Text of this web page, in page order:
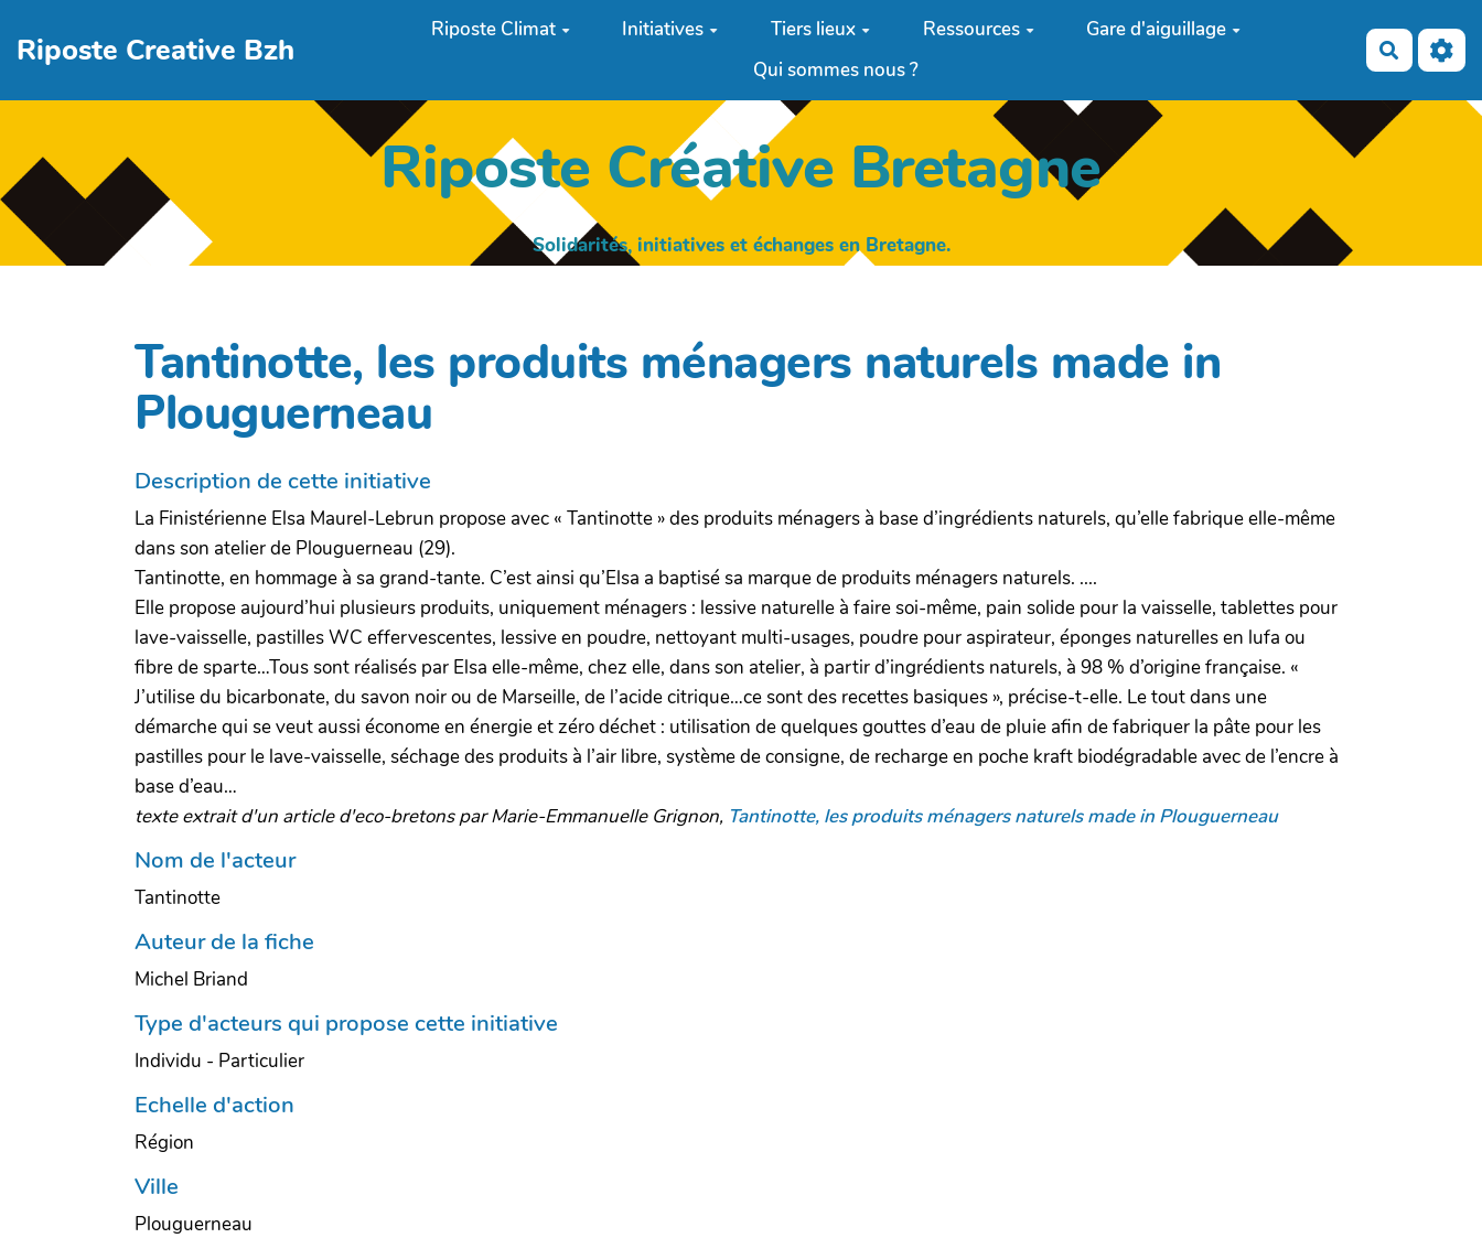
Riposte Creative Bzh
Riposte Climat Initiatives Tiers lieux Ressources
Gare d'aiguillage
Qui sommes nous ?
Riposte Créative Bretagne
Solidarités, initiatives et échanges en Bretagne.
Tantinotte, les produits ménagers naturels made in
Plouguerneau
Description de cette initiative
La Finistérienne Elsa Maurel-Lebrun propose avec « Tantinotte » des produits ménagers à base d’ingrédients naturels, qu’elle fabrique elle-même
dans son atelier de Plouguerneau (29).
Tantinotte, en hommage à sa grand-tante. C’est ainsi qu’Elsa a baptisé sa marque de produits ménagers naturels. ....
Elle propose aujourd’hui plusieurs produits, uniquement ménagers : lessive naturelle à faire soi-même, pain solide pour la vaisselle, tablettes pour
lave-vaisselle, pastilles WC effervescentes, lessive en poudre, nettoyant multi-usages, poudre pour aspirateur, éponges naturelles en lufa ou
fibre de sparte…Tous sont réalisés par Elsa elle-même, chez elle, dans son atelier, à partir d’ingrédients naturels, à 98 % d’origine française. «
J’utilise du bicarbonate, du savon noir ou de Marseille, de l’acide citrique…ce sont des recettes basiques », précise-t-elle. Le tout dans une
démarche qui se veut aussi économe en énergie et zéro déchet : utilisation de quelques gouttes d’eau de pluie afin de fabriquer la pâte pour les
pastilles pour le lave-vaisselle, séchage des produits à l’air libre, système de consigne, de recharge en poche kraft biodégradable avec de l’encre à
base d’eau…
texte extrait d'un article d'eco-bretons par Marie-Emmanuelle Grignon, Tantinotte, les produits ménagers naturels made in Plouguerneau
Nom de l'acteur
Tantinotte
Auteur de la fiche
Michel Briand
Type d'acteurs qui propose cette initiative
Individu - Particulier
Echelle d'action
Région
Ville
Plouguerneau